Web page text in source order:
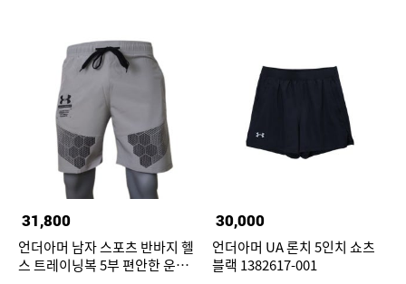
31,800
언더아머 남자 스포츠 반바지 헬
스 트레이닝복 5부 편안한 운동
30,000
언더아머 UA 론치 5인치 쇼츠
블랙 1382617-001